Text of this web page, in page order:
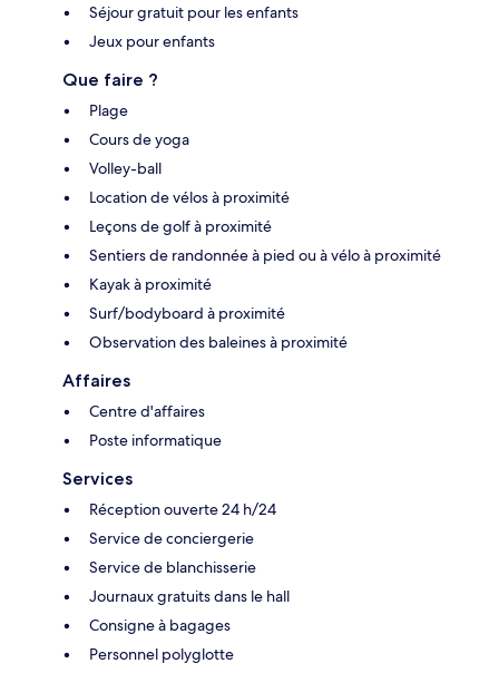
Séjour gratuit pour les enfants
Jeux pour enfants
Que faire ?
Plage
Cours de yoga
Volley-ball
Location de vélos à proximité
Leçons de golf à proximité
Sentiers de randonnée à pied ou à vélo à proximité
Kayak à proximité
Surf/bodyboard à proximité
Observation des baleines à proximité
Affaires
Centre d'affaires
Poste informatique
Services
Réception ouverte 24 h/24
Service de conciergerie
Service de blanchisserie
Journaux gratuits dans le hall
Consigne à bagages
Personnel polyglotte